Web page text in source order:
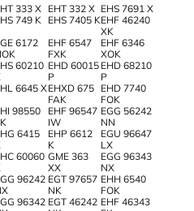
333 X EHT 332 X EHS 7691 X
749 K EHS 7405 KEHF 46240
XK
6172
EHF 6547
FXK
EHF 6346
XOK
60210 EHD 60015
P
EHD 68210
P
6645 XEHXD 675
FAK
EHD 7740
FOK
98550
EHF 96547
IW
EGG 56242
NN
6415
EHP 6612
K
EGU 96647
LX
60060 GME 363
XX
EGG 96343
NX
96242 EGT 97657
NK
EHH 6540
FOK
96342 EGT 46242 EHF 46343